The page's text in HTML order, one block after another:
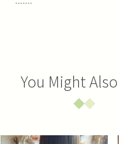
You Might